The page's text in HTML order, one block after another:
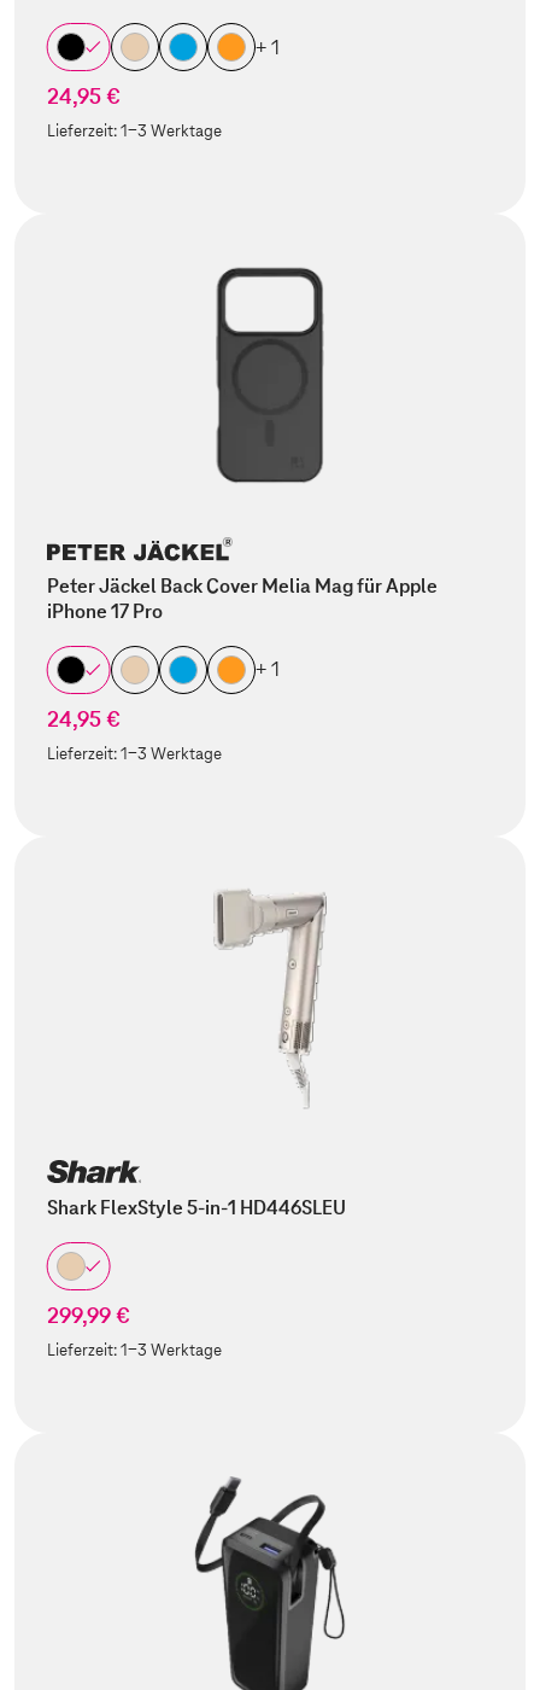
+ 1
24,95 €
Lieferzeit:1-3 Werktage
Peter Jäckel Back Cover Melia Mag für Apple
iPhone 17 Pro
+ 1
24,95 €
Lieferzeit:1-3 Werktage
Shark FlexStyle 5-in-1 HD446SLEU
299,99 €
Lieferzeit:1-3 Werktage